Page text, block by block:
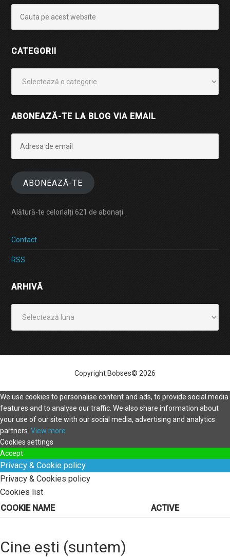
CATEGORII
ABONEAZĂ-TE LA BLOG VIA EMAIL
email
ABONEAZĂ-TE
Alătură-te celorlalți 621 de abonați.
Contact
RSS
ARHIVĂ
Copyright Bobses© 2026
We use cookies to personalise content and ads, to provide social media
features and to analyse our traffic. We also share information about
your use of our site with our social media, advertising and analytics
partners. View more
Cookies settings
Accept
Privacy & Cookie policy
Privacy & Cookies policy
Cookies list
COOKIE NAME
ACTIVE
Cine ești (suntem)